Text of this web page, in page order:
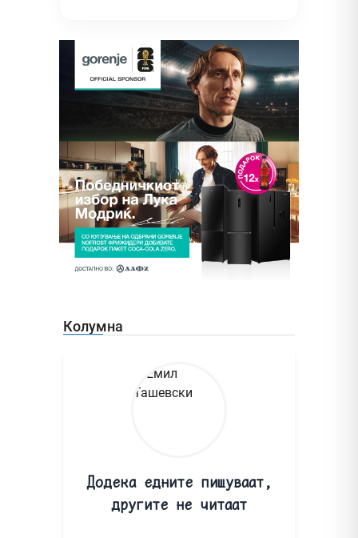
Колумна
Додека едните пишуваат,
другите не читаат